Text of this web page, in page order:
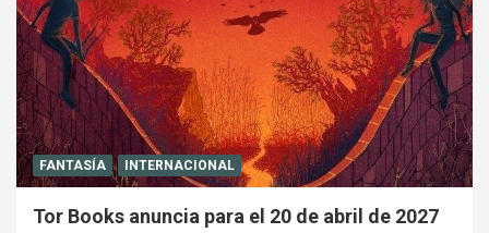
FANTASÍA INTERNACIONAL
Tor Books anuncia para el 20 de abril de 2027